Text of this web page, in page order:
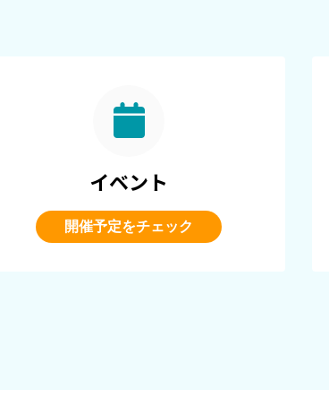
イベント
開催予定をチェック